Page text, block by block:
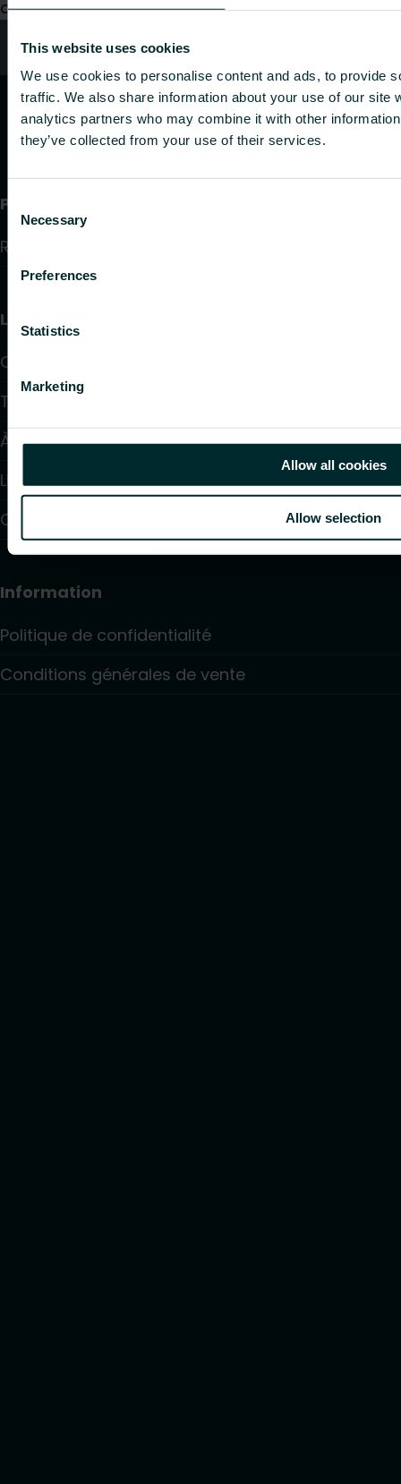
This website uses cookies
We use cookies to personalise content and ads, to provide
traffic. We also share information about your use of our site
analytics partners who may combine it with other
they’ve collected from your use of their services.
Consent
Selection
Necessary
Preferences
Statistics
Marketing
Allow all cookies
Allow selection
demande.
Contact
Produits
Radiateurs et sèche-serviettes
Liens utiles
Calculateurs
Téléchargements
À propos de nous
Liste de partenaires
Contact
Information
Politique de confidentialité
Conditions générales de vente